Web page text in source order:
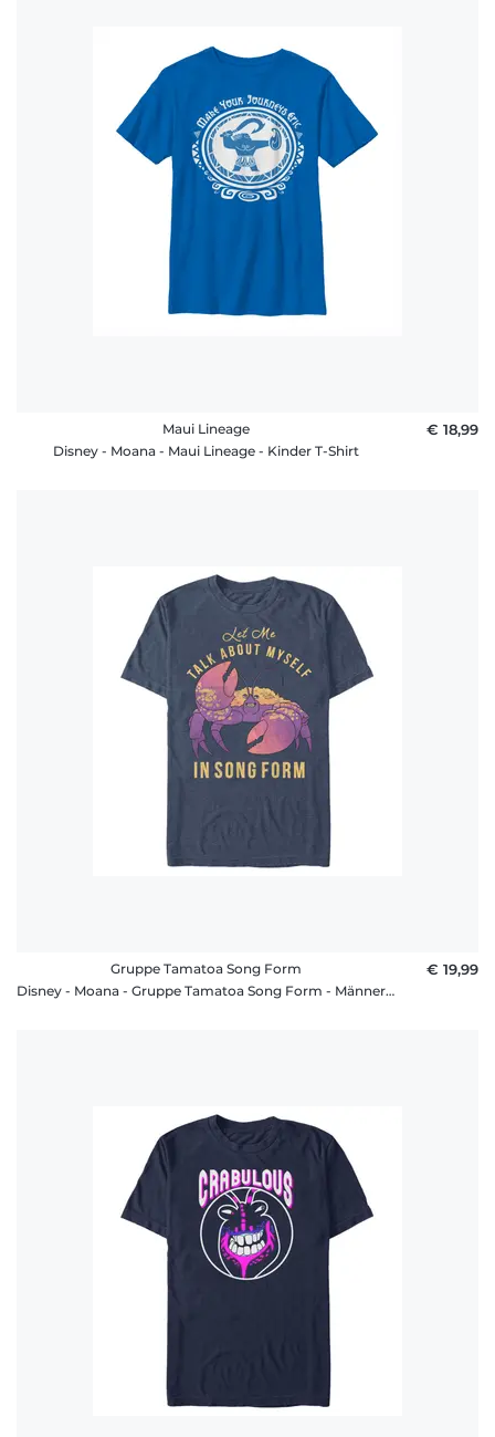
Maui Lineage
Disney - Moana - Maui Lineage - Kinder T-Shirt
€ 18,99
Gruppe Tamatoa Song Form
Disney - Moana - Gruppe Tamatoa Song Form - Männer T-Shirt
€ 19,99